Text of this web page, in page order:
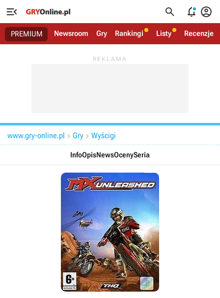
   
PREMIUM Newsroom Gry Rankingi Listy Recenzje
www.gry-online.pl  Gry  Wyścigi
InfoOpisNewsOcenySeria